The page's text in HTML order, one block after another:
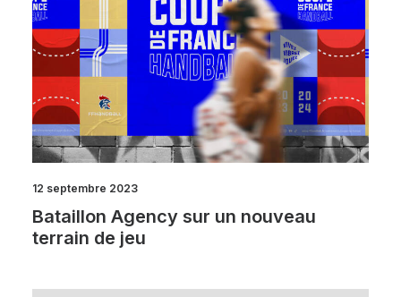
12 septembre 2023
Bataillon Agency sur un nouveau
terrain de jeu